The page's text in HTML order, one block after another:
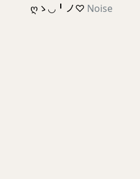
ღゝ◡╹ノ♡ Noise